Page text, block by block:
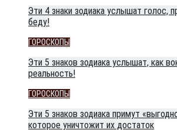
Эти 4 знаки зодиака услышат голос,
беду!
ГОРОСКОПЫ
Эти 5 знаков зодиака услышат, как
реальность!
ГОРОСКОПЫ
Эти 5 знаков зодиака примут
которое уничтожит их достаток